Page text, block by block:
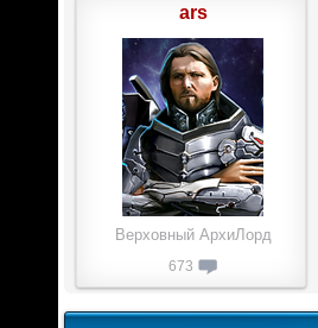
ars
Верховный АрхиЛорд
673